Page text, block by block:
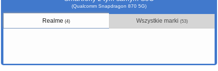
(Qualcomm Snapdragon 870 5G)
Realme(4) Wszystkie marki (53)